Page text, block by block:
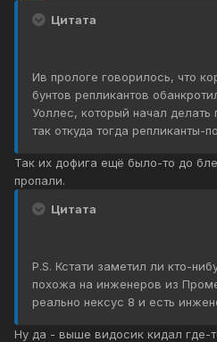
Цитата
Ив прологе говорилось, что
бунтов репликантов
Уоллес, который начал делать
так откуда тогда репликанты-
Так их дофига ещё было-то до
пропали.
Цитата
P.S. Кстати заметил ли кто-
похожа на инженеров из
реально нексус 8 и есть
Ну да - выше видосик кидал где-